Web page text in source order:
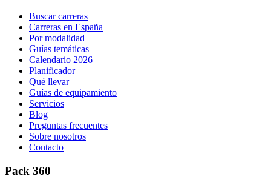
Buscar carreras
Carreras en España
Por modalidad
Guías temáticas
Calendario 2026
Planificador
Qué llevar
Guías de equipamiento
Servicios
Blog
Preguntas frecuentes
Sobre nosotros
Contacto
Pack 360